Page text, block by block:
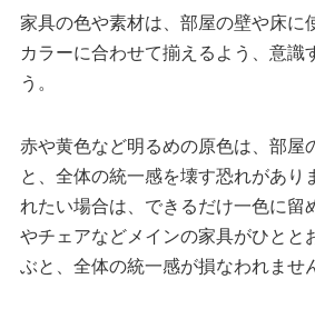
家具の色や素材は、部屋の壁や床に
カラーに合わせて揃えるよう、意識
う。
赤や黄色など明るめの原色は、部屋
と、全体の統一感を壊す恐れがあり
れたい場合は、できるだけ一色に留
やチェアなどメインの家具がひとと
ぶと、全体の統一感が損なわれませ